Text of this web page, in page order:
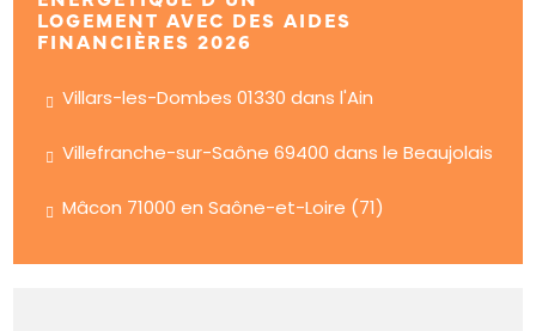
LOGEMENT AVEC DES AIDES
FINANCIÈRES 2026
Villars-les-Dombes 01330 dans l'Ain
Villefranche-sur-Saône 69400 dans le Beaujolais
Mâcon 71000 en Saône-et-Loire (71)